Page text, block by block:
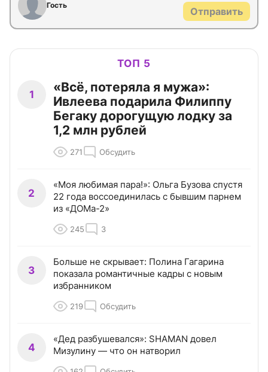
Гость
Отправить
ТОП 5
1
«Всё, потеряла я мужа»:
Ивлеева подарила Филиппу
Бегаку дорогущую лодку за
1,2 млн рублей
271 Обсудить
2
«Моя любимая пара!»: Ольга Бузова спустя
22 года воссоединилась с бывшим парнем
из «ДОМа-2»
245 3
3
Больше не скрывает: Полина Гагарина
показала романтичные кадры с новым
избранником
219 Обсудить
4
«Дед разбушевался»: SHAMAN довел
Мизулину — что он натворил